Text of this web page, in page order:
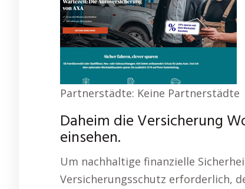
Partnerstädte: Keine Partnerstädte
Daheim die Versicherung
einsehen.
Um nachhaltige finanzielle
Versicherungsschutz erforderlich,